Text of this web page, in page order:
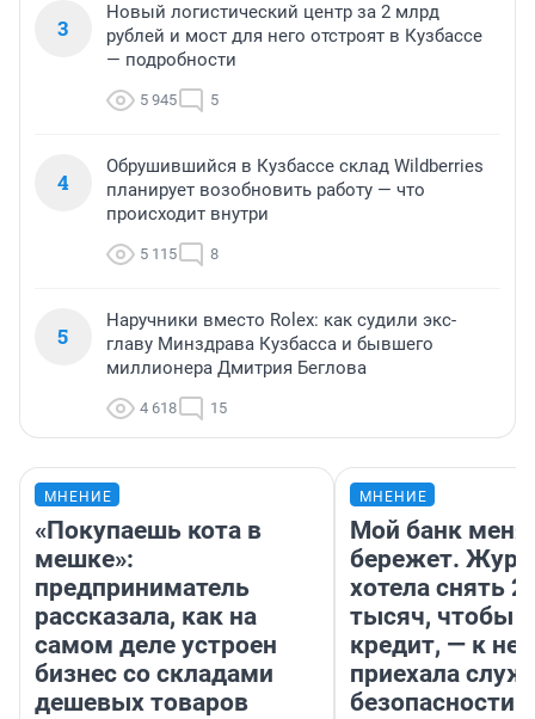
3
Новый логистический центр за 2 млрд
рублей и мост для него отстроят в Кузбассе
— подробности
5 945 5
4
Обрушившийся в Кузбассе склад Wildberries
планирует возобновить работу — что
происходит внутри
5 115 8
5
Наручники вместо Rolex: как судили экс-
главу Минздрава Кузбасса и бывшего
миллионера Дмитрия Беглова
4 618 15
МНЕНИЕ
«Покупаешь кота в
мешке»:
предприниматель
рассказала, как на
самом деле устроен
бизнес со складами
дешевых товаров
МНЕНИЕ
Мой банк меня
бережет.
хотела снять
тысяч, чтобы
кредит, — к
приехала
безопасности